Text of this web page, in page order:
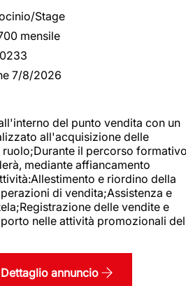
Stage
mensile
7/8/2026
del punto vendita con un
all'acquisizione delle
il percorso
mediante affiancamento
e riordino della
di vendita;Assistenza e
delle vendite e
nelle attività promozionali del
Dettaglio annuncio